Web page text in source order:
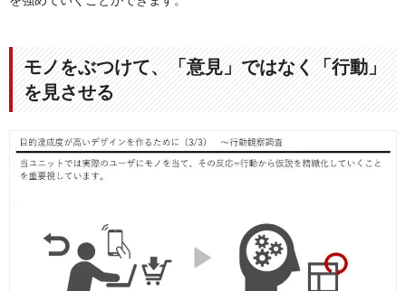
モノをぶつけて、「意見」ではなく「行動」
を見させる